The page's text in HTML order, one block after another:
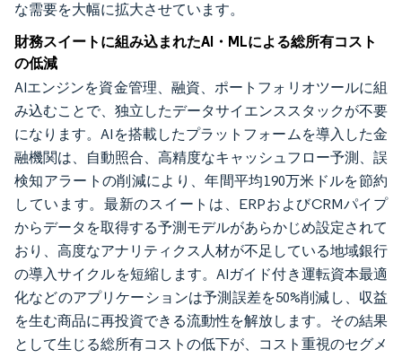
な需要を大幅に拡大させています。
財務スイートに組み込まれたAI・MLによる総所有コスト
の低減
AIエンジンを資金管理、融資、ポートフォリオツールに組
み込むことで、独立したデータサイエンススタックが不要
になります。AIを搭載したプラットフォームを導入した金
融機関は、自動照合、高精度なキャッシュフロー予測、誤
検知アラートの削減により、年間平均190万米ドルを節約
しています。最新のスイートは、ERPおよびCRMパイプ
からデータを取得する予測モデルがあらかじめ設定されて
おり、高度なアナリティクス人材が不足している地域銀行
の導入サイクルを短縮します。AIガイド付き運転資本最適
化などのアプリケーションは予測誤差を50%削減し、収益
を生む商品に再投資できる流動性を解放します。その結果
として生じる総所有コストの低下が、コスト重視のセグメ